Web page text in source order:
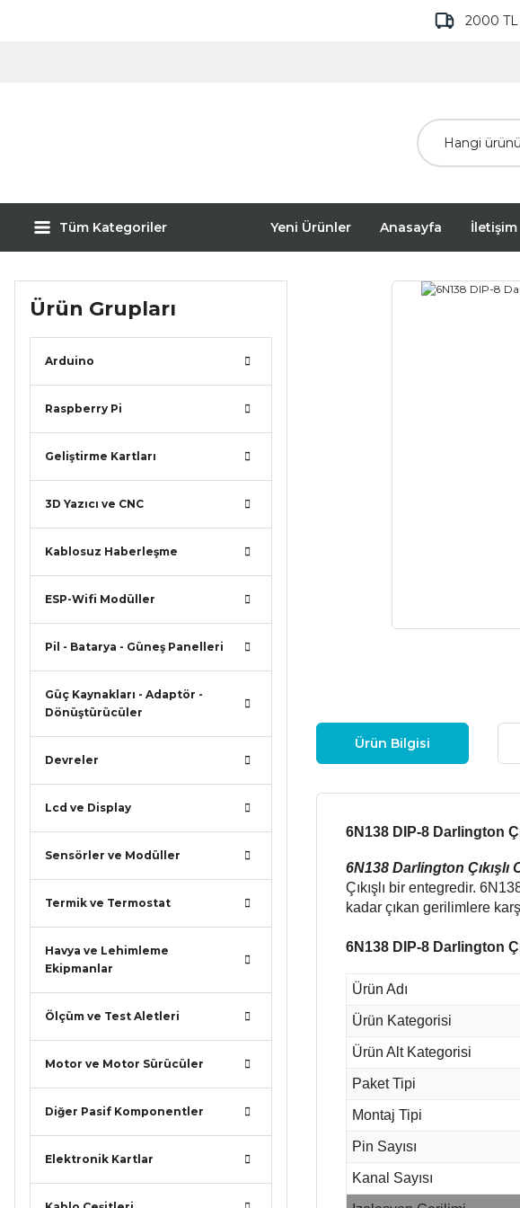
2000 TL
Tüm Kategoriler Yeni Ürünler Anasayfa İletişim
Ürün Grupları
Arduino
Raspberry Pi
Geliştirme Kartları
3D Yazıcı ve CNC
Kablosuz Haberleşme
ESP-Wifi Modüller
Pil - Batarya - Güneş Panelleri
Güç Kaynakları - Adaptör -
Dönüştürücüler
Devreler
Lcd ve Display
Sensörler ve Modüller
Termik ve Termostat
Havya ve Lehimleme
Ekipmanlar
Ölçüm ve Test Aletleri
Motor ve Motor Sürücüler
Diğer Pasif Komponentler
Elektronik Kartlar
Ürün Bilgisi
6N138 DIP-8 Darlington
6N138 Darlington
Çıkışlı bir entegredir.
kadar çıkan gerilimlere
6N138 DIP-8 Darlington
Ürün Adı
Ürün Kategorisi
Ürün Alt Kategorisi
Paket Tipi
Montaj Tipi
Pin Sayısı
Kanal Sayısı